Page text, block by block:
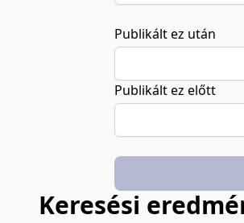
Publikált ez után
Publikált ez előtt
Keresési